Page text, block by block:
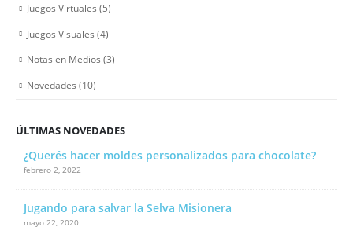
Juegos Virtuales (5)
Juegos Visuales (4)
Notas en Medios (3)
Novedades (10)
ÚLTIMAS NOVEDADES
¿Querés hacer moldes personalizados para chocolate?
febrero 2, 2022
Jugando para salvar la Selva Misionera
mayo 22, 2020